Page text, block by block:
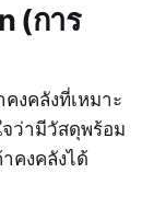
(การ
งคลังที่เหมาะ
ว่ามีวัสดุพร้อม
คงคลังได้